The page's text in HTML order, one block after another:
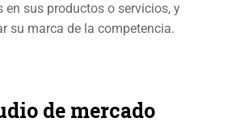
en sus productos o servicios, y
su marca de la competencia.
de mercado